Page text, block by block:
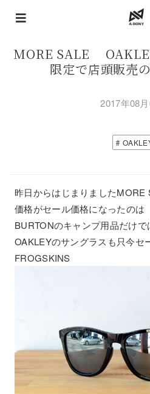
MORE SALE
限定で店頭販売
2017年08
昨日からはじまりましたMORE
価格がセール価格になったのは
BURTONのキャンプ用品だけで
OAKLEYのサングラスも只今セ
FROGSKINS